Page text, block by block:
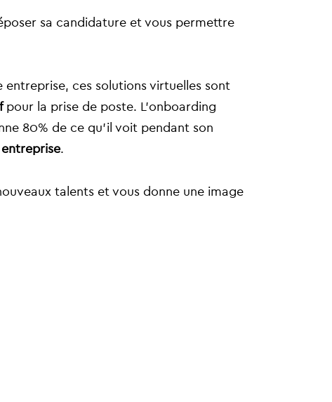
sa candidature et vous permettre
ces solutions virtuelles sont
pour la prise de poste. L’onboarding
80% de ce qu’il voit pendant son
.
talents et vous donne une image